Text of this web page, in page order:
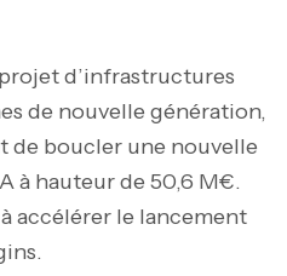
d’infrastructures
de nouvelle génération,
de boucler une nouvelle
à hauteur de 50,6 M€.
accélérer le lancement